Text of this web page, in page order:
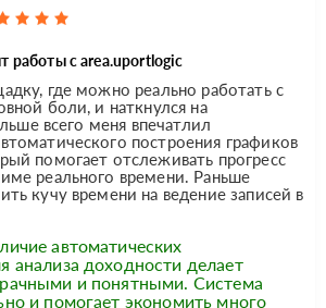
работы с area.uportlogic
где можно реально работать с
боли, и наткнулся на
всего меня впечатлил
построения графиков
помогает отслеживать прогресс
реального времени. Раньше
кучу времени на ведение записей в
автоматических
анализа доходности делает
и понятными. Система
и помогает экономить много